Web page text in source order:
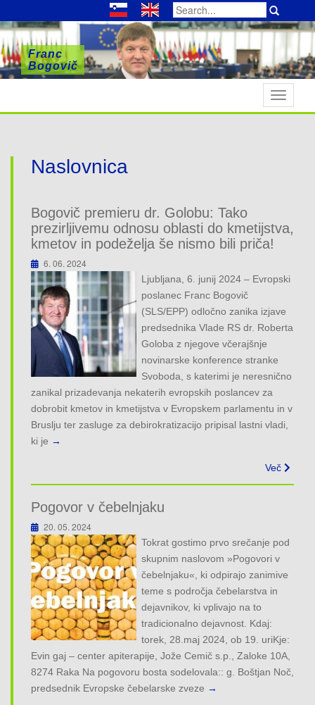
Search
for:
Franc
Bogovič
Franc
Bogovič
Franc
Bogovič
T
o
v
a
i
o
Naslovnica
Bogovič premieru dr. Golobu: Tako
prezirljivemu odnosu oblasti do kmetijstva,
kmetov in podeželja še nismo bili priča!
6. 06. 2024
Ljubljana, 6. junij 2024 – Evropski
poslanec Franc Bogovič
(SLS/EPP) odločno zanika izjave
predsednika Vlade RS dr. Roberta
Goloba z njegove včerajšnje
novinarske konference stranke
Svoboda, s katerimi je neresnično
zanikal prizadevanja nekaterih evropskih poslancev za
dobrobit kmetov in kmetijstva v Evropskem parlamentu in v
Bruslju ter zasluge za debirokratizacijo pripisal lastni vladi,
ki je →
Več
Pogovor v čebelnjaku
20. 05. 2024
Tokrat gostimo prvo srečanje pod
skupnim naslovom »Pogovori v
čebelnjaku«, ki odpirajo zanimive
teme s področja čebelarstva in
dejavnikov, ki vplivajo na to
tradicionalno dejavnost. Kdaj:
torek, 28.maj 2024, ob 19. uriKje:
Evin gaj – center apiterapije, Jože Cemič s.p., Zaloke 10A,
8274 Raka Na pogovoru bosta sodelovala:: g. Boštjan Noč,
predsednik Evropske čebelarske zveze →